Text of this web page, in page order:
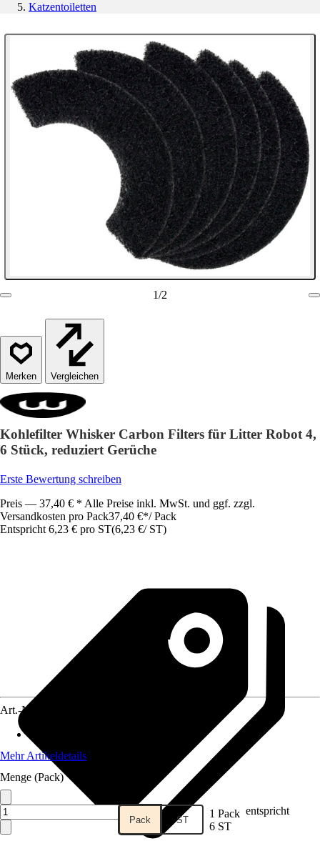
Katzentoiletten
1/2
Vergleichen
Kohlefilter Whisker Carbon Filters für Litter Robot 4,
6 Stück, reduziert Gerüche
Erste Bewertung schreiben
Preis — 37,40 € * Alle Preise inkl. MwSt. und ggf. zzgl.
Versandkosten pro Pack37,40 €*/ Pack
Entspricht 6,23 € pro ST(6,23 €/ ST)
Art.-Nr.
Mehr Artikeldetails
Menge (Pack)
Pack ST 1 Pack entspricht
6 ST